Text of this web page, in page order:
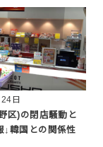
日
区)の閉店騒動と
↓韓国との関係性